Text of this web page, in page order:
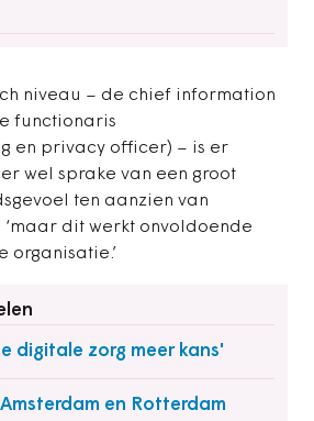
niveau – de chief information
functionaris
en privacy officer) – is er
wel sprake van een groot
ten aanzien van
dit werkt onvoldoende
organisatie.’
digitale zorg meer kans'
en Rotterdam